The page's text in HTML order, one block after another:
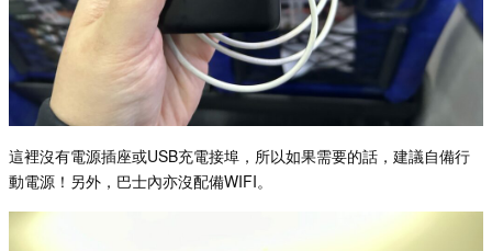
這裡沒有電源插座或USB充電接埠，所以如果需要的話，建議自備行
動電源！另外，巴士內亦沒配備WIFI。